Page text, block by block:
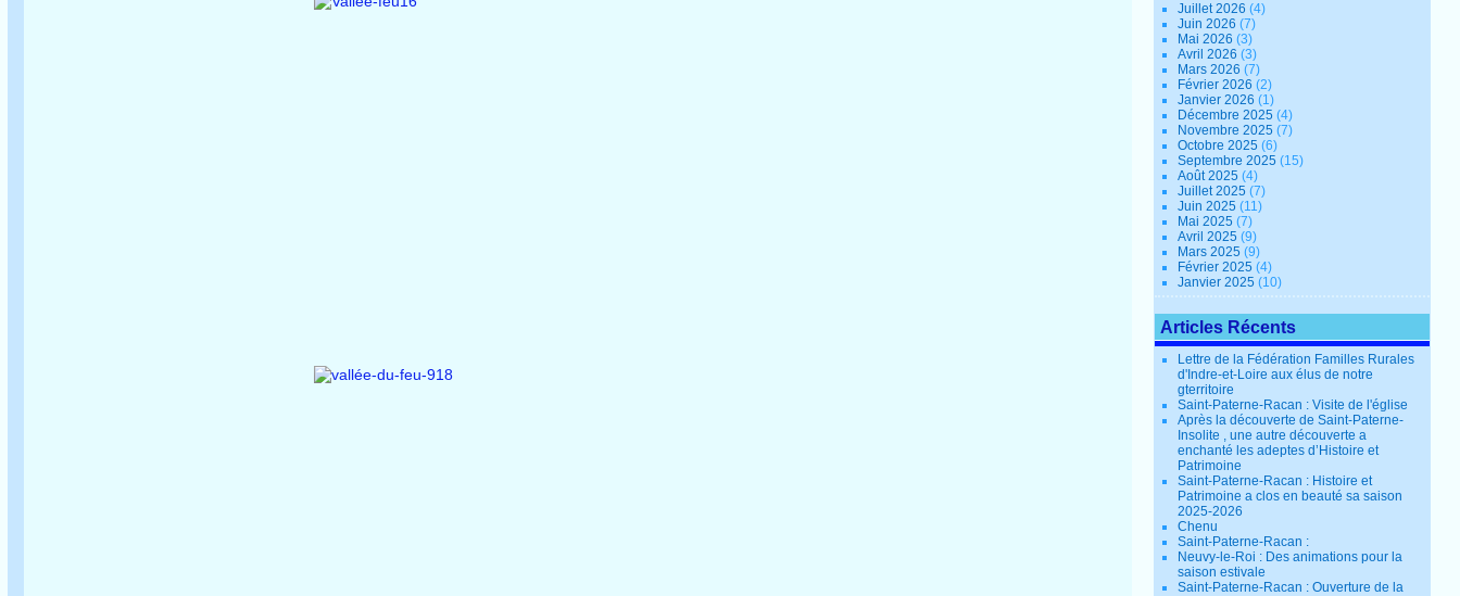
Juillet 2026(4)
Juin 2026(7)
Mai 2026(3)
Avril 2026(3)
Mars 2026(7)
Février 2026(2)
Janvier 2026(1)
Décembre 2025(4)
Novembre 2025(7)
Octobre 2025(6)
Septembre 2025(15)
Août 2025(4)
Juillet 2025(7)
Juin 2025(11)
Mai 2025(7)
Avril 2025(9)
Mars 2025(9)
Février 2025(4)
Janvier 2025(10)
Articles Récents
Lettre de la Fédération Familles Rurales
d'Indre-et-Loire aux élus de notre
gterritoire
Saint-Paterne-Racan : Visite de l'église
Après la découverte de Saint-Paterne-
Insolite , une autre découverte a
enchanté les adeptes d’Histoire et
Patrimoine
Saint-Paterne-Racan : Histoire et
Patrimoine a clos en beauté sa saison
2025-2026
Chenu
Saint-Paterne-Racan :
Neuvy-le-Roi : Des animations pour la
saison estivale
Saint-Paterne-Racan : Ouverture de la